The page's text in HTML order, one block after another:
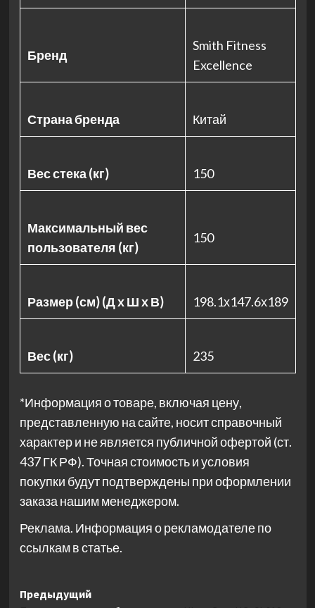
Бренд
Smith Fitness
Excellence
Страна бренда Китай
Вес стека (кг) 150
Максимальный вес
пользователя (кг)
150
Размер (см) (Д х Ш х В) 198.1х147.6х189
Вес (кг) 235
*Информация о товаре, включая цену,
представленную на сайте, носит справочный
характер и не является публичной офертой (ст.
437 ГК РФ). Точная стоимость и условия
покупки будут подтверждены при оформлении
заказа нашим менеджером.
Реклама. Информация о рекламодателе по
ссылкам в статье.
Навигация
Предыдущий